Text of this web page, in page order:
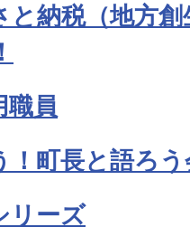
と納税（地方
職員
！町長と語ろう
リーズ